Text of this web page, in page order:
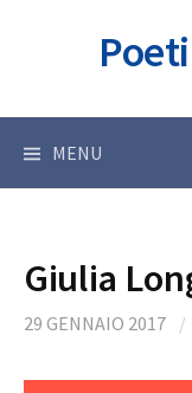
MENU
Giulia
29 GENNAIO 2017 /